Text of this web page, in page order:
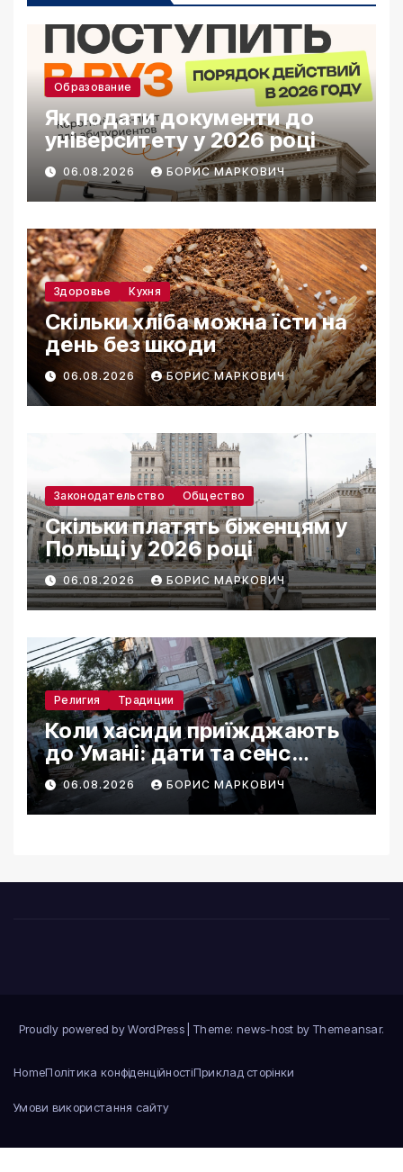
Образование
Як подати документи до
університету у 2026 році
06.08.2026 БОРИС МАРКОВИЧ
Здоровье Кухня
Скільки хліба можна їсти на
день без шкоди
06.08.2026 БОРИС МАРКОВИЧ
Законодательство Общество
Скільки платять біженцям у
Польщі у 2026 році
06.08.2026 БОРИС МАРКОВИЧ
Религия Традиции
Коли хасиди приїжджають
до Умані: дати та сенс
паломництва
06.08.2026 БОРИС МАРКОВИЧ
Proudly powered by WordPress Theme: news-host by Themeansar.
HomeПолітика конфіденційностіПриклад сторінки
Умови використання сайту